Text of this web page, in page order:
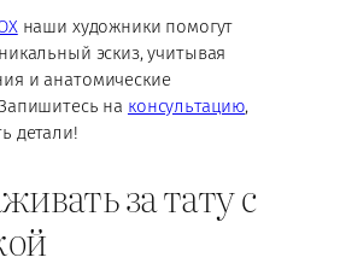
наши художники помогут
эскиз, учитывая
и анатомические
на консультацию,
детали!
за тату с